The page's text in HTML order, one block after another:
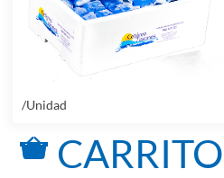
/Unidad
CARRITO